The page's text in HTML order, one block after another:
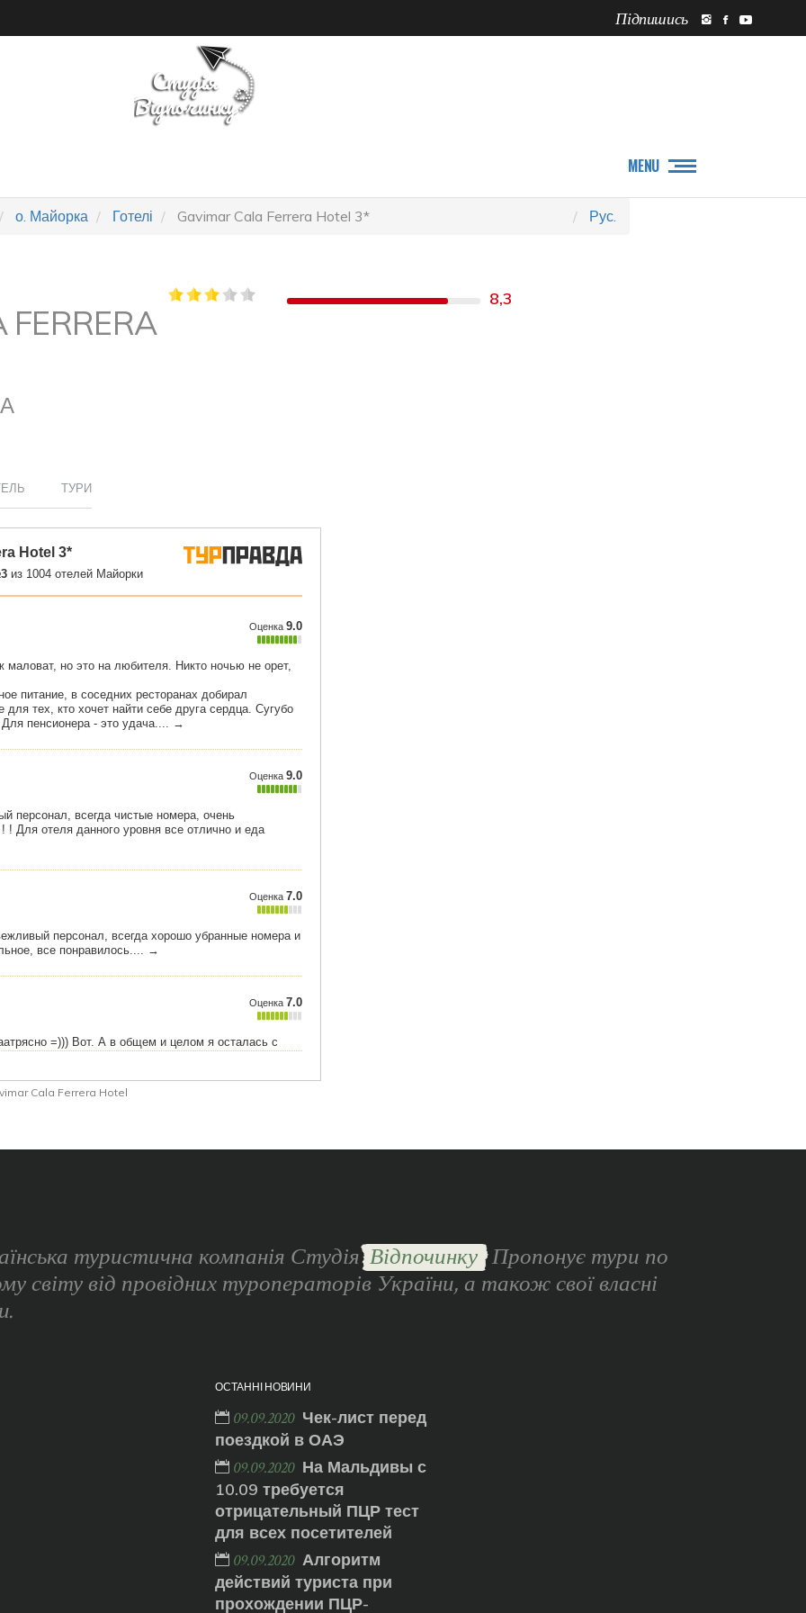
Підпишись
MENU
о. Майорка Готелі Gavimar Cala Ferrera Hotel 3* Рус.
FERRERA
8,3
ТУРИ
Cala Ferrera Hotel
туристична компанія СтудіяВідпочинку Пропонує тури по
світу від провідних туроператорів України, а також свої власні
ОСТАННІ НОВИНИ
09.09.2020 Чек-лист перед
поездкой в ОАЭ
09.09.2020 На Мальдивы с
10.09 требуется
отрицательный ПЦР тест
для всех посетителей
09.09.2020 Алгоритм
действий туриста при
прохождении ПЦР-